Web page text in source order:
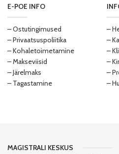
E-POE INFO
– Ostutingimused
– Privaatsuspoliitika
– Kohaletoimetamine
– Makseviisid
– Järelmaks
– Tagastamine
–
–
–
–
–
–
MAGISTRALI KESKUS